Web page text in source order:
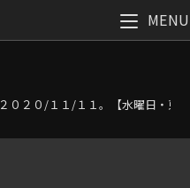
MENU
２０２０/１１/１１。【水曜日・東